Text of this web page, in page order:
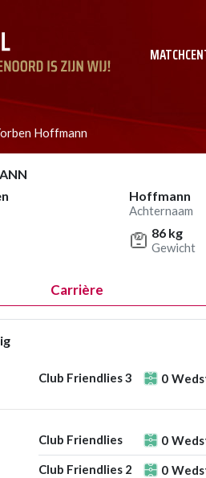
Hoffmann
Hoffmann
Achternaam
86 kg
Gewicht
Carrière
Club Friendlies 3 0
Club Friendlies 0
Club Friendlies 2 0